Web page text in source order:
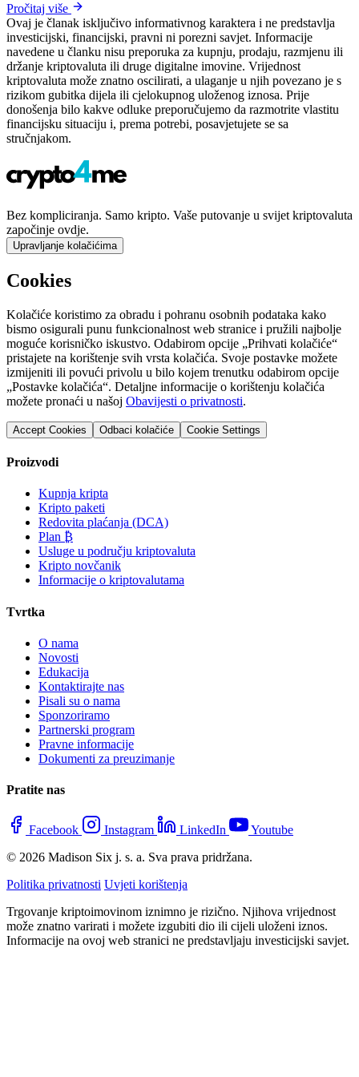
Pročitaj više
Ovaj je članak isključivo informativnog karaktera i ne predstavlja
investicijski, financijski, pravni ni porezni savjet. Informacije
navedene u članku nisu preporuka za kupnju, prodaju, razmjenu ili
držanje kriptovaluta ili druge digitalne imovine. Vrijednost
kriptovaluta može znatno oscilirati, a ulaganje u njih povezano je s
rizikom gubitka dijela ili cjelokupnog uloženog iznosa. Prije
donošenja bilo kakve odluke preporučujemo da razmotrite vlastitu
financijsku situaciju i, prema potrebi, posavjetujete se sa
stručnjakom.
Bez kompliciranja. Samo kripto. Vaše putovanje u svijet kriptovaluta
započinje ovdje.
Upravljanje kolačićima
Cookies
Kolačiće koristimo za obradu i pohranu osobnih podataka kako
bismo osigurali punu funkcionalnost web stranice i pružili najbolje
moguće korisničko iskustvo. Odabirom opcije „Prihvati kolačiće“
pristajete na korištenje svih vrsta kolačića. Svoje postavke možete
izmijeniti ili povući privolu u bilo kojem trenutku odabirom opcije
„Postavke kolačića“. Detaljne informacije o korištenju kolačića
možete pronaći u našoj Obavijesti o privatnosti.
Accept Cookies Odbaci kolačiće Cookie Settings
Proizvodi
Kupnja kripta
Kripto paketi
Redovita plaćanja (DCA)
Plan ₿
Usluge u području kriptovaluta
Kripto novčanik
Informacije o kriptovalutama
Tvrtka
O nama
Novosti
Edukacija
Kontaktirajte nas
Pisali su o nama
Sponzoriramo
Partnerski program
Pravne informacije
Dokumenti za preuzimanje
Pratite nas
Facebook Instagram LinkedIn
Youtube
© 2026 Madison Six j. s. a. Sva prava pridržana.
Politika privatnosti Uvjeti korištenja
Trgovanje kriptoimovinom iznimno je rizično. Njihova vrijednost
može znatno varirati i možete izgubiti dio ili cijeli uloženi iznos.
Informacije na ovoj web stranici ne predstavljaju investicijski savjet.